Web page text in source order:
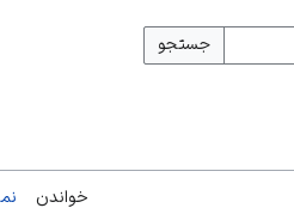
جستجو
خواندن